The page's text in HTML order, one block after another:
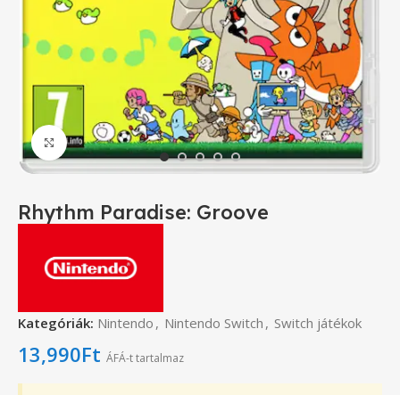
Click to enlarge
Rhythm Paradise: Groove
Kategóriák: Nintendo , Nintendo Switch , Switch játékok
13,990Ft ÁFÁ-t tartalmaz